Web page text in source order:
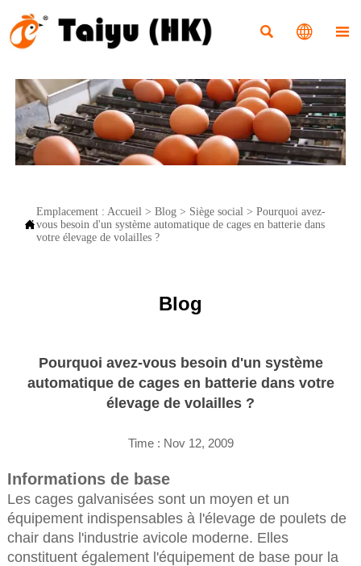
  

Emplacement : Accueil > Blog> Siège social > Pourquoi avez-
vous besoin d'un système automatique de cages en batterie dans
votre élevage de volailles ?
Blog
Pourquoi avez-vous besoin d'un système
automatique de cages en batterie dans votre
élevage de volailles ?
Time : Nov 12, 2009
Informations de base
Les cages galvanisées sont un moyen et un
équipement indispensables à l'élevage de poulets de
chair dans l'industrie avicole moderne. Elles
constituent également l'équipement de base pour la